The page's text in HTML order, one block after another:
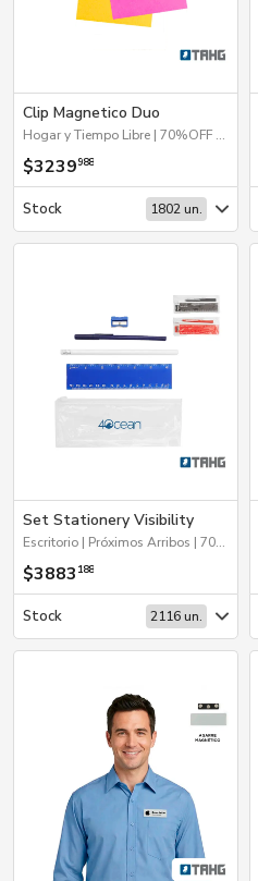
Clip Magnetico Duo
Hogar y Tiempo Libre | 70%OFF Hogar y Tiempo Libre | Escritorio | Próximos Arribos
$3239988
Stock 1802 un.
Set Stationery Visibility
Escritorio | Próximos Arribos | 70%OFF Hogar y Tiempo Libre | 2026 Día de la Niñez | Escritura
$3883 188
Stock 2116 un.